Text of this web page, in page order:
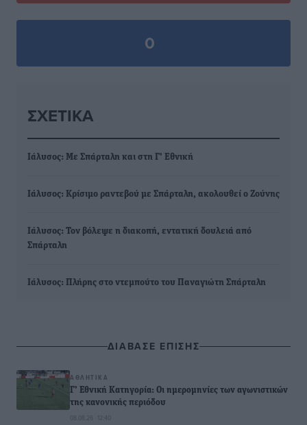
0
ΣΧΕΤΙΚΆ
Ιάλυσος: Με Σπάρταλη και στη Γ' Εθνική
Ιάλυσος: Κρίσιμο ραντεβού με Σπάρταλη, ακολουθεί ο Ζούνης
Ιάλυσος: Τον βόλεψε η διακοπή, εντατική δουλειά από
Σπάρταλη
Ιάλυσος: Πλήρης στο ντεμπούτο του Παναγιώτη Σπάρταλη
ΔΙΑΒΑΣΕ ΕΠΙΣΗΣ
ΑΘΛΗΤΙΚΆ
Γ’ Εθνική Κατηγορία: Οι ημερομηνίες των αγωνιστικών
της κανονικής περιόδου
08.08.26 · 12:40